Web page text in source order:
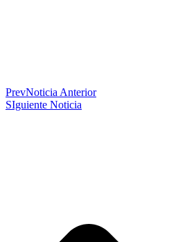
PrevNoticia Anterior
SIguiente Noticia